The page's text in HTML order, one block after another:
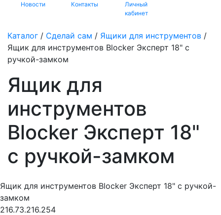
Новости Контакты
Личный
кабинет
Каталог / Сделай сам / Ящики для инструментов /
Ящик для инструментов Blocker Эксперт 18" с
ручкой-замком
Ящик для
инструментов
Blocker Эксперт 18"
с ручкой-замком
Ящик для инструментов Blocker Эксперт 18" с ручкой-
замком
216.73.216.254